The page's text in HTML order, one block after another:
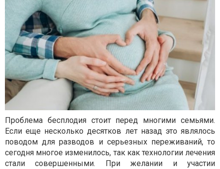
Проблема бесплодия стоит перед многими семьями.
Если еще несколько десятков лет назад это являлось
поводом для разводов и серьезных переживаний, то
сегодня многое изменилось, так как технологии лечения
стали совершенными. При желании и участии